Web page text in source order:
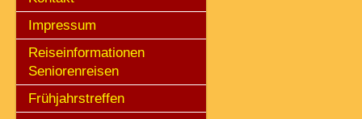
Impressum
Reiseinformationen
Seniorenreisen
Frühjahrstreffen